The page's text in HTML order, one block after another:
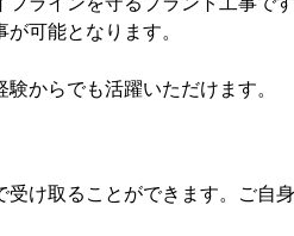
可能となります。
からでも活躍いただけます。
け取ることができます。ご自